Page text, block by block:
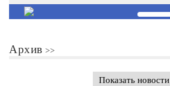
Архив
Показать новости